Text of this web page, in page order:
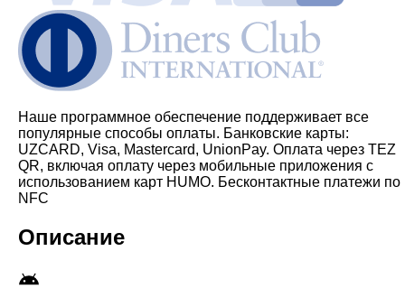
Наше программное обеспечение поддерживает все
популярные способы оплаты. Банковские карты:
UZCARD, Visa, Mastercard, UnionPay. Оплата через TEZ
QR, включая оплату через мобильные приложения с
использованием карт HUMO. Бесконтактные платежи по
NFC
Описание